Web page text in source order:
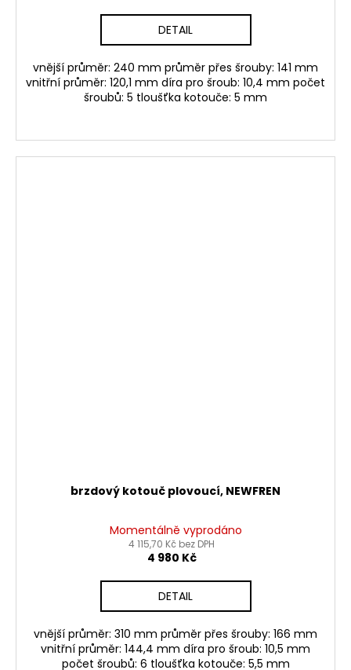
DETAIL
vnější průměr: 240 mm průměr přes šrouby: 141 mm
vnitřní průměr: 120,1 mm díra pro šroub: 10,4 mm počet
šroubů: 5 tloušťka kotouče: 5 mm
brzdový kotouč plovoucí, NEWFREN
Momentálně vyprodáno
4 115,70 Kč bez DPH
4 980 Kč
DETAIL
vnější průměr: 310 mm průměr přes šrouby: 166 mm
vnitřní průměr: 144,4 mm díra pro šroub: 10,5 mm
počet šroubů: 6 tloušťka kotouče: 5,5 mm